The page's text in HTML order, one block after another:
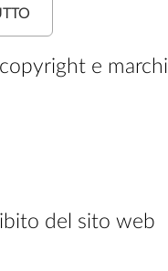
e marchi
del sito web